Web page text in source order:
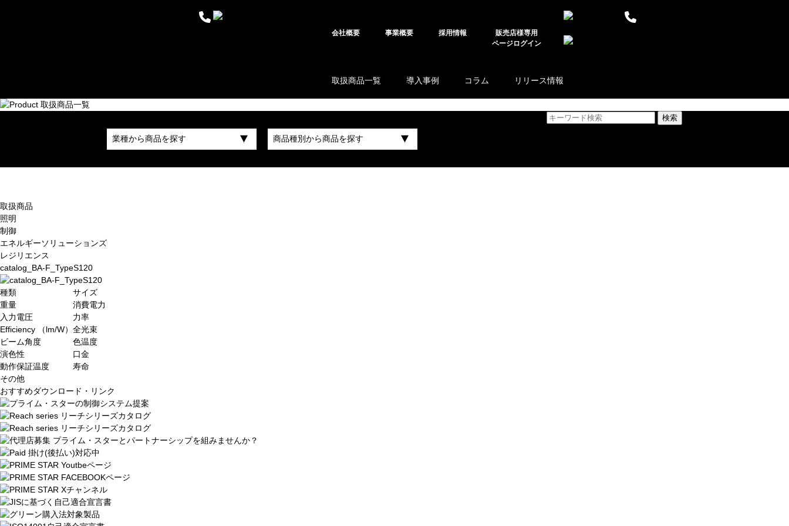
会社概要 事業概要 採用情報
販売店様専用
ページログイン
取扱商品一覧 導入事例 コラム リリース情報
検索
取扱商品
照明
制御
エネルギーソリューションズ
レジリエンス
catalog_BA-F_TypeS120
種類
サイズ
重量
消費電力
入力電圧
力率
Efficiency （lm/W） 全光束
ビーム角度
色温度
演色性
口金
動作保証温度
寿命
その他
おすすめダウンロード・リンク